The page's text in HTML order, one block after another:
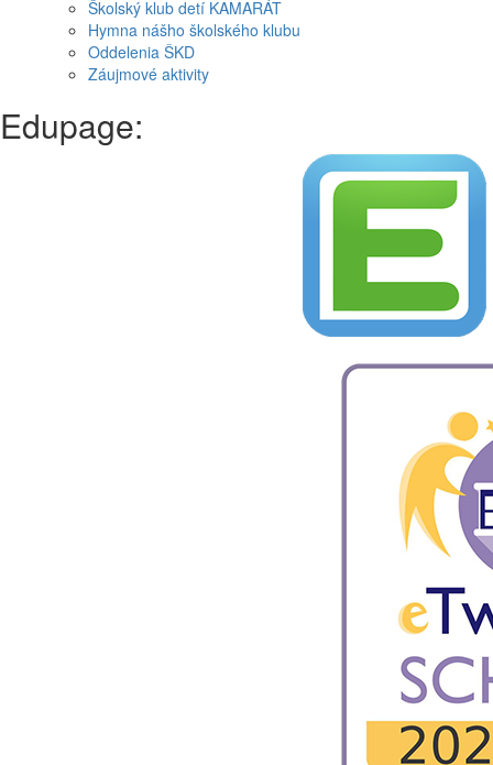
Školský klub detí KAMARÁT
Hymna nášho školského klubu
Oddelenia ŠKD
Záujmové aktivity
Edupage: